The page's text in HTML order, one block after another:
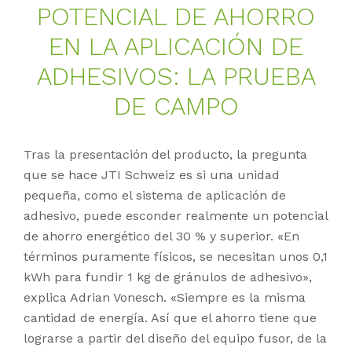
PO­TEN­CI­AL DE AHOR­RO
EN LA AP­LI­CA­CIÓN DE
AD­HE­SI­VOS: LA PRUE­BA
DE CAM­PO
Tras la presentación del producto, la pregunta
que se hace JTI Schweiz es si una unidad
pequeña, como el sistema de aplicación de
adhesivo, puede esconder realmente un potencial
de ahorro energético del 30 % y superior. «En
términos puramente físicos, se necesitan unos 0,1
kWh para fundir 1 kg de gránulos de adhesivo»,
explica Adrian Vonesch. «Siempre es la misma
cantidad de energía. Así que el ahorro tiene que
lograrse a partir del diseño del equipo fusor, de la